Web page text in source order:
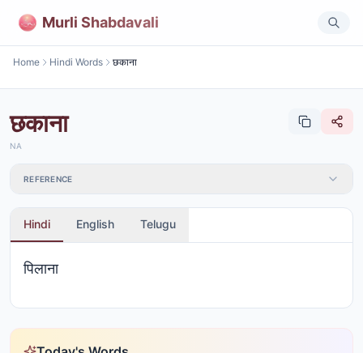
Murli Shabdavali
Home Hindi Words छकाना
छकाना
NA
REFERENCE
Hindi English Telugu
पिलाना